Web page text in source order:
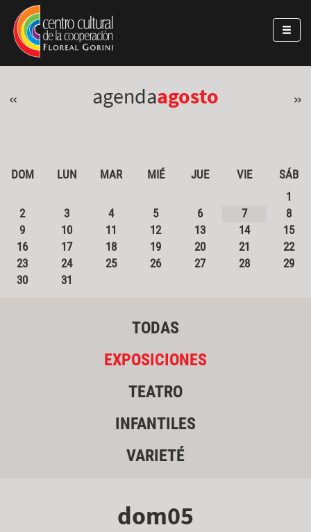
Pasar al contenido principal
Jump to main content
« agendaagosto »
DOM LUN MAR MIÉ JUE VIE
SÁB
1
2
3 4 5 6 7
8
9
10 11 12 13 14
15
16
17 18 19 20 21
22
23
24 25 26 27 28
29
30
31
TODAS
EXPOSICIONES
TEATRO
INFANTILES
VARIETÉ
dom05